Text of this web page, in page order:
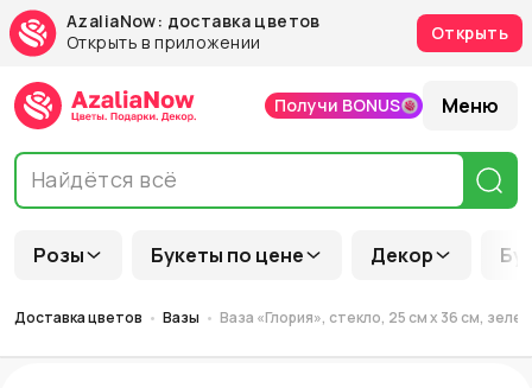
AzaliaNow: доставка цветов
Открыть в приложении
Открыть
Розы Букеты по цене Декор
Получи BONUS Меню
Доставка цветов Вазы Ваза «Глория», стекло, 25 см x 36 см,